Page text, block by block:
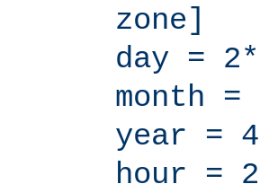
zone]
day =
month
year =
hour =